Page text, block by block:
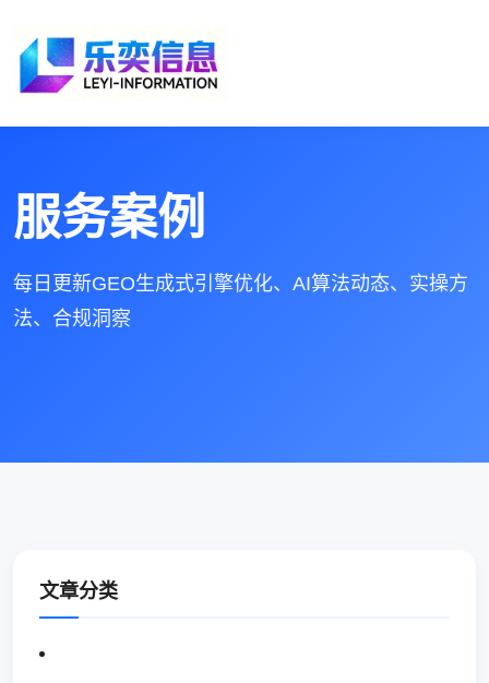
服务案例
每日更新GEO生成式引擎优化、AI算法动态、实操方
法、合规洞察
文章分类